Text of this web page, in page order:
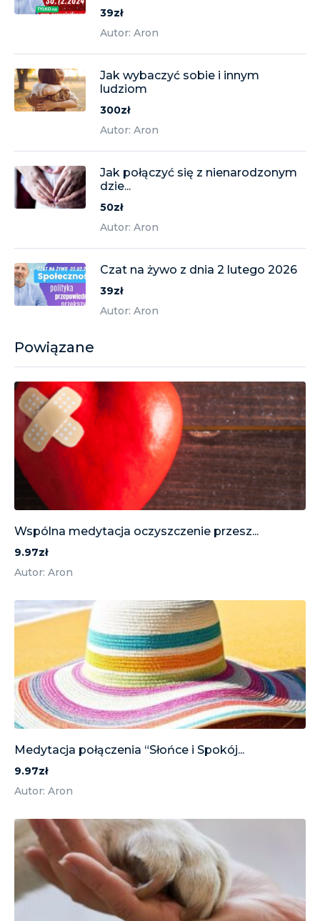
Powiązane
Wspólna medytacja oczyszczenie przesz...
9.97zł
Autor: Aron
Medytacja połączenia “Słońce i Spokój...
9.97zł
Autor: Aron
39zł
Autor: Aron
Jak wybaczyć sobie i innym
ludziom
300zł
Autor: Aron
Jak połączyć się z nienarodzonym
dzie...
50zł
Autor: Aron
Czat na żywo z dnia 2 lutego 2026
39zł
Autor: Aron